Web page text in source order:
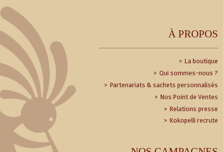
À PROPOS
La boutique
Qui sommes-nous ?
Partenariats & sachets personnalisés
Nos Point de Ventes
Relations presse
Kokopelli recrute